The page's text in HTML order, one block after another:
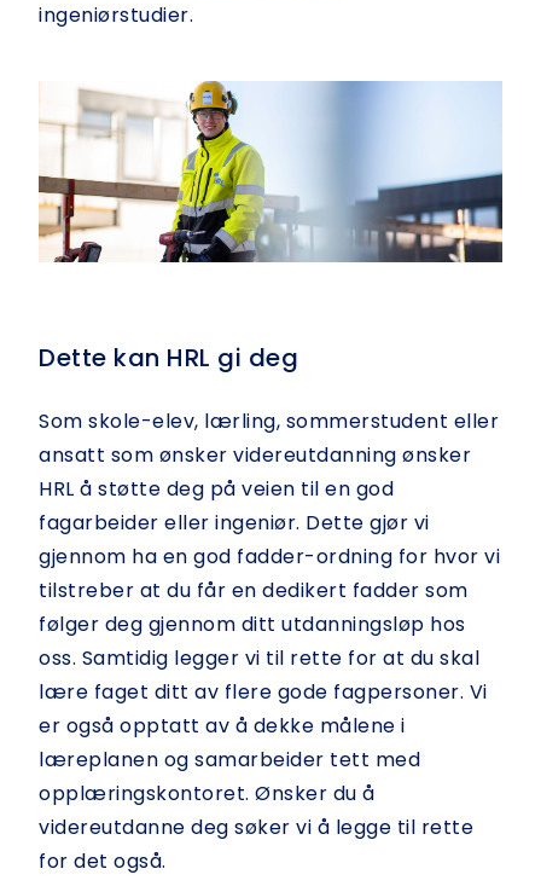
ingeniørstudier.
Dette kan HRL gi deg
Som skole-elev, lærling, sommerstudent eller
ansatt som ønsker videreutdanning ønsker
HRL å støtte deg på veien til en god
fagarbeider eller ingeniør. Dette gjør vi
gjennom ha en god fadder-ordning for hvor vi
tilstreber at du får en dedikert fadder som
følger deg gjennom ditt utdanningsløp hos
oss. Samtidig legger vi til rette for at du skal
lære faget ditt av flere gode fagpersoner. Vi
er også opptatt av å dekke målene i
læreplanen og samarbeider tett med
opplæringskontoret. Ønsker du å
videreutdanne deg søker vi å legge til rette
for det også.